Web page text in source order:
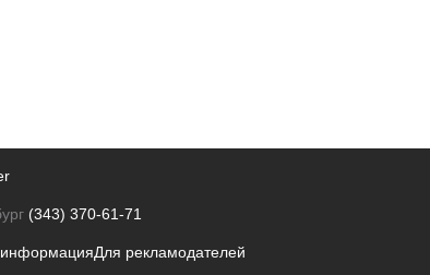
(343) 370-61-71
Для рекламодателей